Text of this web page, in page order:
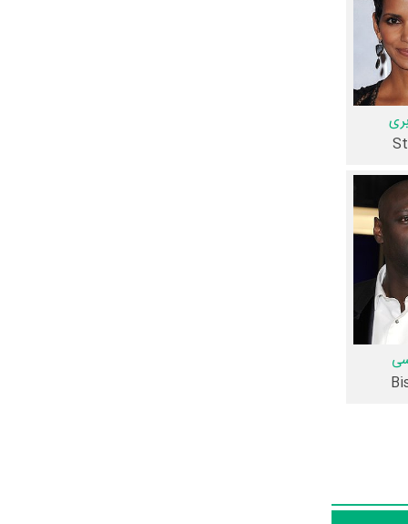
کاربران نیز در 2 لیست از فیلم مردان ایکس: روزهای گذشته آینده یاد کرده‌اند. همچنین در بخش بررسی فیلم مردان ایکس: روزهای گذشته آینده 1 نفر از میان
گالری
مردان ایکس: روزهای گذشته آینده 11 عدد، گردآوری و درج شده
فیلم
باید